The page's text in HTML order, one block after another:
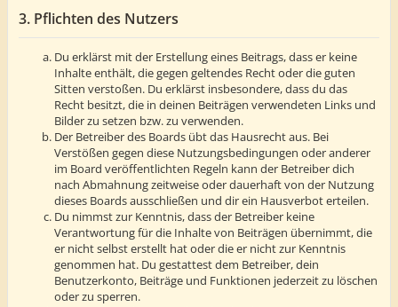
3. Pflichten des Nutzers
Du erklärst mit der Erstellung eines Beitrags, dass er keine
Inhalte enthält, die gegen geltendes Recht oder die guten
Sitten verstoßen. Du erklärst insbesondere, dass du das
Recht besitzt, die in deinen Beiträgen verwendeten Links und
Bilder zu setzen bzw. zu verwenden.
Der Betreiber des Boards übt das Hausrecht aus. Bei
Verstößen gegen diese Nutzungsbedingungen oder anderer
im Board veröffentlichten Regeln kann der Betreiber dich
nach Abmahnung zeitweise oder dauerhaft von der Nutzung
dieses Boards ausschließen und dir ein Hausverbot erteilen.
Du nimmst zur Kenntnis, dass der Betreiber keine
Verantwortung für die Inhalte von Beiträgen übernimmt, die
er nicht selbst erstellt hat oder die er nicht zur Kenntnis
genommen hat. Du gestattest dem Betreiber, dein
Benutzerkonto, Beiträge und Funktionen jederzeit zu löschen
oder zu sperren.